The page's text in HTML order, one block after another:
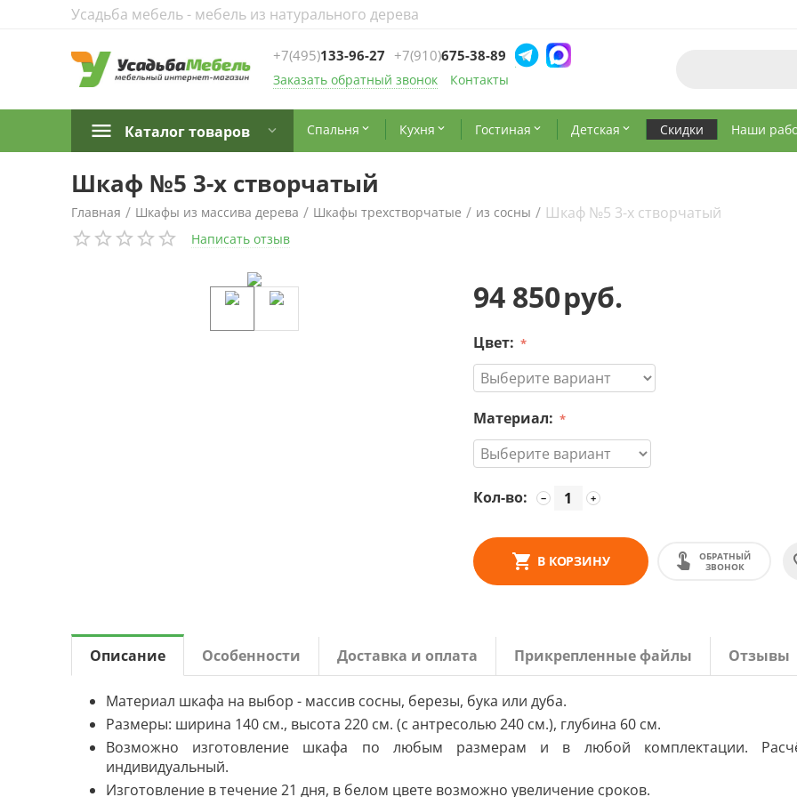
Усадьба мебель - мебель из натурального дерева
+7(495)133-96-27 +7(910)675-38-89
Заказать обратный звонок Контакты
Каталог товаров Спальня  Кухня  Гостиная  Детская  Скидки Наши
Шкаф №5 3-х створчатый
Главная / Шкафы из массива дерева / Шкафы трехстворчатые / из сосны / Шкаф №5 3-х створчатый
Написать отзыв
94 850руб.
Цвет:
Материал:
Кол-во: +
−
В КОРЗИНУ
ОБРАТНЫЙ
ЗВОНОК
Описание Особенности Доставка и оплата Прикрепленные файлы Отзывы
Материал шкафа на выбор - массив сосны, березы, бука или дуба.
Размеры: ширина 140 см., высота 220 см. (с антресолью 240 см.), глубина 60 см.
Возможно изготовление шкафа по любым размерам и в любой комплектации.
индивидуальный.
Изготовление в течение 21 дня, в белом цвете возможно увеличение сроков.